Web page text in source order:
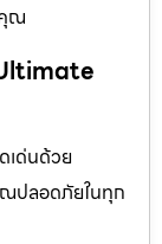
ณ
เด่นด้วย
ปลอดภัยในทุก